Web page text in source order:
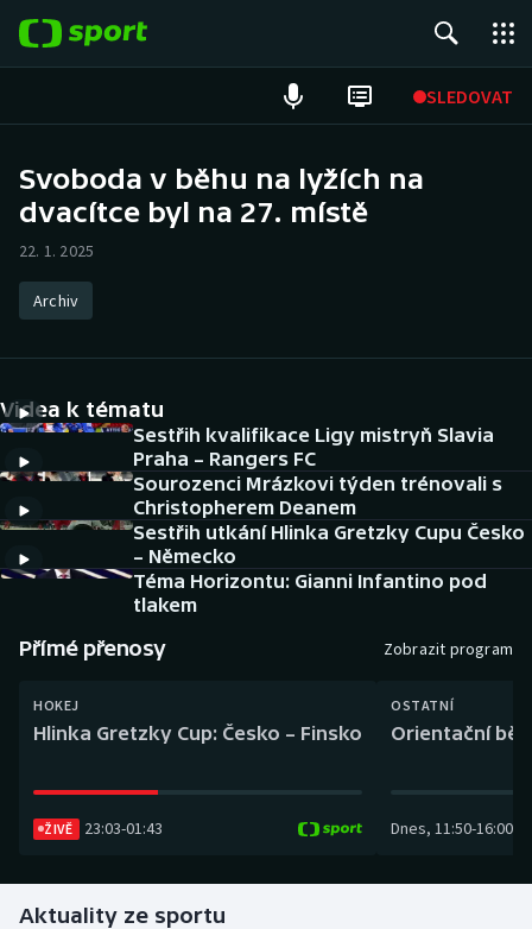
SLEDOVAT
Hokej
Atletika
DALŠÍ SPORTY
Americký fotbal
Baseball a softbal
Biatlon
Boby a skeleton
Curling
Dostihy
NEPŘEHLÉDNĚTE
Historické návraty
Aplikace ČT sport
AZ kvíz
Svoboda v běhu na lyžích na
dvacítce byl na 27. místě
22. 1. 2025
Archiv
Videa k tématu
Sestřih kvalifikace Ligy mistryň Slavia
Praha – Rangers FC
Sourozenci Mrázkovi týden trénovali s
Christopherem Deanem
Sestřih utkání Hlinka Gretzky Cupu Česko
– Německo
Téma Horizontu: Gianni Infantino pod
tlakem
Přímé přenosy Zobrazit program
HOKEJ
Hlinka Gretzky Cup: Česko – Finsko
ŽIVĚ 23:03-01:43
OSTATNÍ
Orientační
Dnes, 11:50-16:00
Aktuality ze sportu